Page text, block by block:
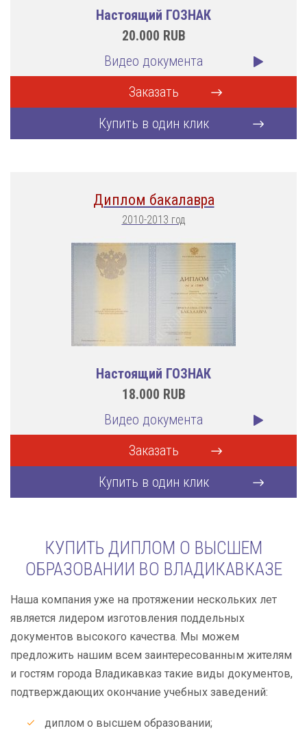
Настоящий ГОЗНАК
20.000 RUB
Видео документа
Заказать
Купить в один клик
Диплом бакалавра
2010-2013 год
Настоящий ГОЗНАК
18.000 RUB
Видео документа
Заказать
Купить в один клик
КУПИТЬ ДИПЛОМ О ВЫСШЕМ
ОБРАЗОВАНИИ ВО ВЛАДИКАВКАЗЕ
Наша компания уже на протяжении нескольких лет
является лидером изготовления поддельных
документов высокого качества. Мы можем
предложить нашим всем заинтересованным жителям
и гостям города Владикавказ такие виды документов,
подтверждающих окончание учебных заведений:
диплом о высшем образовании;